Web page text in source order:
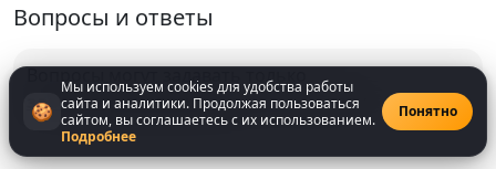
Вопросы и ответы
Вопросы могут задавать только
зарегистрированнныепользователи
🍪
Мы используем cookies для удобства работы
сайта и аналитики. Продолжая пользоваться
сайтом, вы соглашаетесь с их использованием.
Подробнее
Понятно